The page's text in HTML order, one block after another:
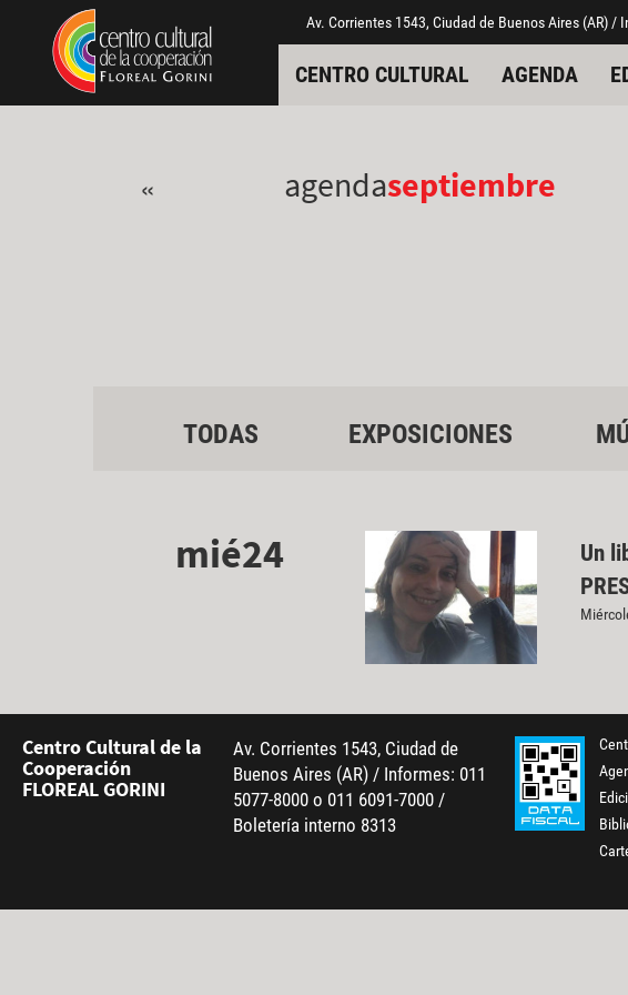
Pasar al contenido principal
Jump to main content Av. Corrientes 1543, Ciudad de Buenos Aires (AR)
CENTRO CULTURAL AGENDA
« agendaseptiembre
TODAS EXPOSICIONES
mié24
Un
Centro Cultural de la
Cooperación
FLOREAL GORINI
Av. Corrientes 1543, Ciudad de
Buenos Aires (AR) / Informes: 011
5077-8000 o 011 6091-7000 /
Boletería interno 8313